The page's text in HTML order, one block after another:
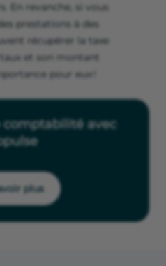
En revanche, si vous
prestations à des
récupérer la taxe
et son montant
pour eux !
comptabilité avec
plus